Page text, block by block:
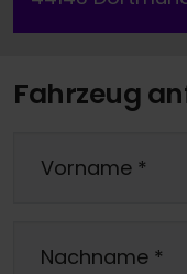
Fahrzeug
Vorname *
Nachname *